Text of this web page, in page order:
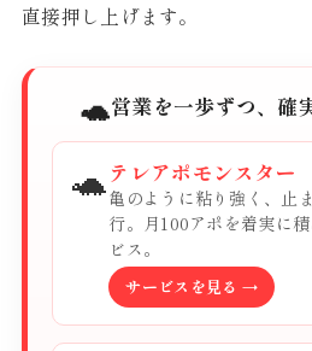
直接押し上げます。
🐢営業を一歩ずつ、確
🐢 テレアポモンスター
亀のように粘り強く、止
行。月100アポを着実に
ビス。
サービスを見る →